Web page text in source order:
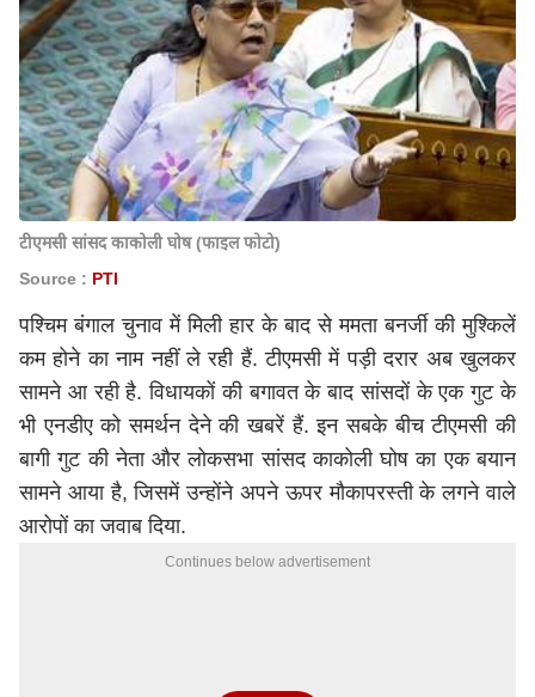
टीएमसी सांसद काकोली घोष (फाइल फोटो)
Source : PTI
पश्चिम बंगाल चुनाव में मिली हार के बाद से ममता बनर्जी की मुश्किलें
कम होने का नाम नहीं ले रही हैं. टीएमसी में पड़ी दरार अब खुलकर
सामने आ रही है. विधायकों की बगावत के बाद सांसदों के एक गुट के
भी एनडीए को समर्थन देने की खबरें हैं. इन सबके बीच टीएमसी की
बागी गुट की नेता और लोकसभा सांसद काकोली घोष का एक बयान
सामने आया है, जिसमें उन्होंने अपने ऊपर मौकापरस्ती के लगने वाले
आरोपों का जवाब दिया.
Continues below advertisement